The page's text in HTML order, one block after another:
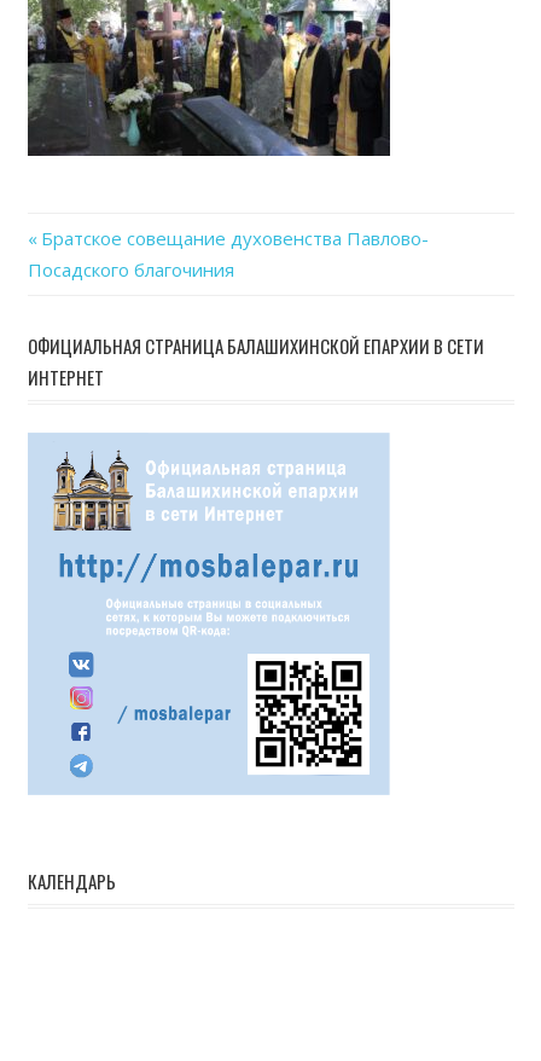
Навигация
записям
Previous
Post:
Братское совещание духовенства Павлово-
Посадского благочиния
ОФИЦИАЛЬНАЯ СТРАНИЦА БАЛАШИХИНСКОЙ ЕПАРХИИ В СЕТИ
ИНТЕРНЕТ
КАЛЕНДАРЬ